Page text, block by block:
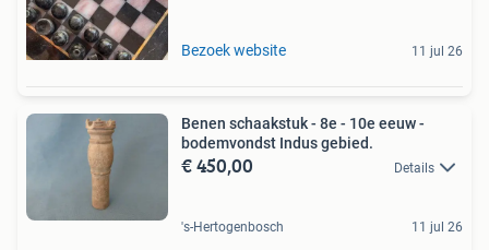
Bezoek website 11 jul 26
Benen schaakstuk - 8e - 10e eeuw -
bodemvondst Indus gebied.
€ 450,00 Details
's-Hertogenbosch 11 jul 26